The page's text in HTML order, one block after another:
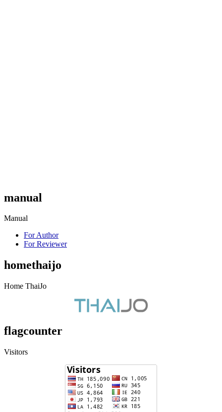
manual
Manual
For Author
For Reviewer
homethaijo
Home ThaiJo
flagcounter
Visitors